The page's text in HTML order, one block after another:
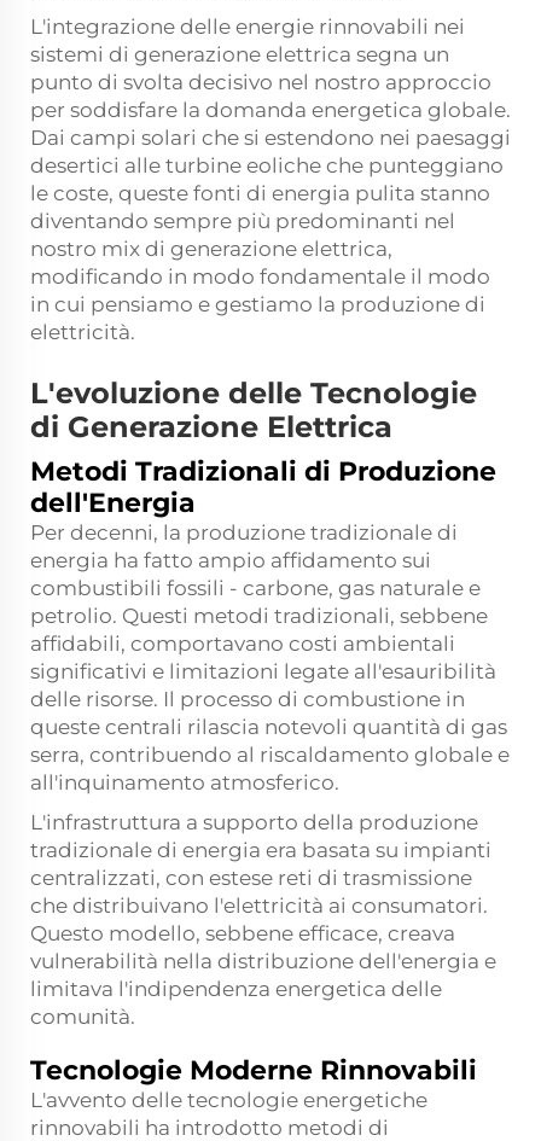
L'integrazione delle energie rinnovabili nei
sistemi di generazione elettrica segna un
punto di svolta decisivo nel nostro approccio
per soddisfare la domanda energetica globale.
Dai campi solari che si estendono nei paesaggi
desertici alle turbine eoliche che punteggiano
le coste, queste fonti di energia pulita stanno
diventando sempre più predominanti nel
nostro mix di generazione elettrica,
modificando in modo fondamentale il modo
in cui pensiamo e gestiamo la produzione di
elettricità.
L'evoluzione delle Tecnologie
di Generazione Elettrica
Metodi Tradizionali di Produzione
dell'Energia
Per decenni, la produzione tradizionale di
energia ha fatto ampio affidamento sui
combustibili fossili - carbone, gas naturale e
petrolio. Questi metodi tradizionali, sebbene
affidabili, comportavano costi ambientali
significativi e limitazioni legate all'esauribilità
delle risorse. Il processo di combustione in
queste centrali rilascia notevoli quantità di gas
serra, contribuendo al riscaldamento globale e
all'inquinamento atmosferico.
L'infrastruttura a supporto della produzione
tradizionale di energia era basata su impianti
centralizzati, con estese reti di trasmissione
che distribuivano l'elettricità ai consumatori.
Questo modello, sebbene efficace, creava
vulnerabilità nella distribuzione dell'energia e
limitava l'indipendenza energetica delle
comunità.
Tecnologie Moderne Rinnovabili
L'avvento delle tecnologie energetiche
rinnovabili ha introdotto metodi di